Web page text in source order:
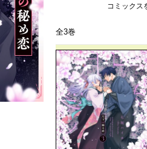
コミックス
全3巻